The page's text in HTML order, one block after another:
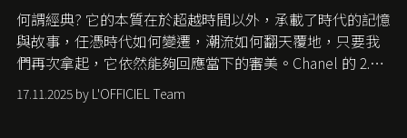
何謂經典? 它的本質在於超越時間以外，承載了時代的記憶
與故事，任憑時代如何變遷，潮流如何翻天覆地，只要我
們再次拿起，它依然能夠回應當下的審美。Chanel 的 2.55
手袋更是這樣存在，自問世至今，一直有着舉足輕重的地
位。如果說每個女生的第一個夢想手袋是 Chanel，那 2.55
17.11.2025 by L'OFFICIEL Team